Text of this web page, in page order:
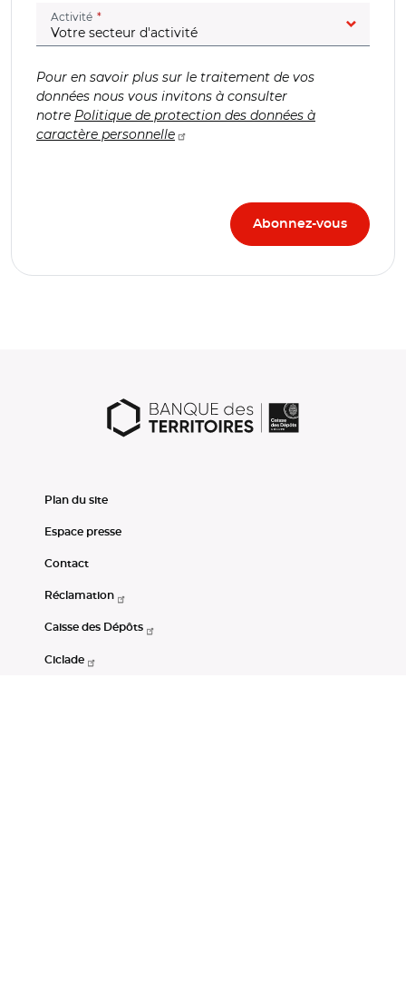
Activité (champ obligatoire)
Pour en savoir plus sur le traitement de vos
données nous vous invitons à consulter
notre Politique de protection des données à
caractère personnelle
Plan du site
Espace presse
Contact
Réclamation
Caisse des Dépôts
Ciclade